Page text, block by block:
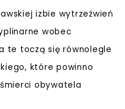
izbie wytrzeźwień
wobec
te toczą się równolegle
które powinno
obywatela